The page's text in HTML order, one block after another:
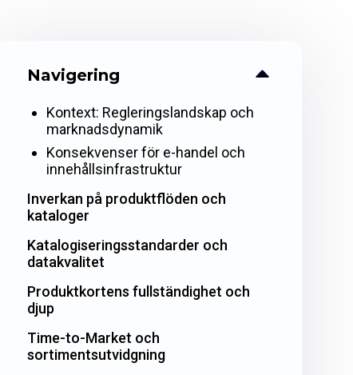
Navigering
Kontext: Regleringslandskap och
marknadsdynamik
Konsekvenser för e-handel och
innehållsinfrastruktur
Inverkan på produktflöden och
kataloger
Katalogiseringsstandarder och
datakvalitet
Produktkortens fullständighet och
djup
Time-to-Market och
sortimentsutvidgning